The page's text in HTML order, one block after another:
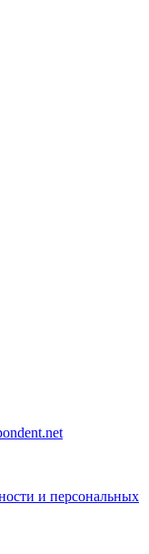
и персональных